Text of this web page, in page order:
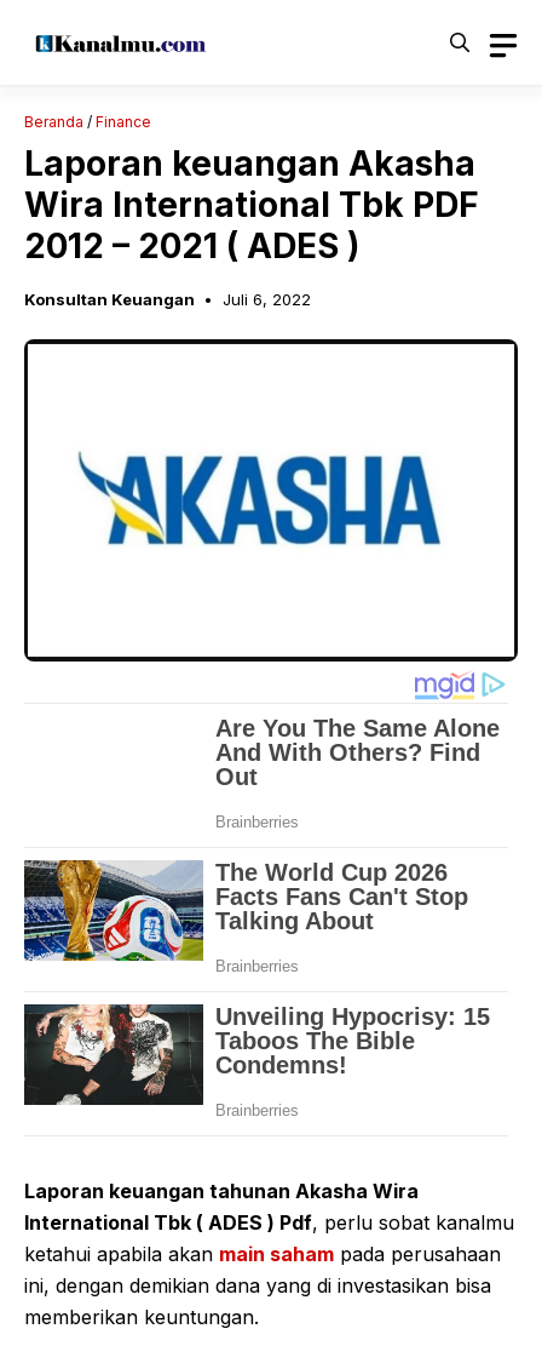
Beranda / Finance
Laporan keuangan Akasha
Wira International Tbk PDF
2012 – 2021 ( ADES )
Konsultan Keuangan Juli 6, 2022
Laporan keuangan tahunan Akasha Wira
International Tbk ( ADES ) Pdf, perlu sobat kanalmu
ketahui apabila akan main saham pada perusahaan
ini, dengan demikian dana yang di investasikan bisa
memberikan keuntungan.